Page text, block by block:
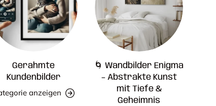
Gerahmte
Kundenbilder
anzeigen
🌀 Wandbilder Enigma
– Abstrakte Kunst
mit Tiefe &
Geheimnis